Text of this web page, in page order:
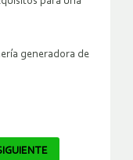
generadora de